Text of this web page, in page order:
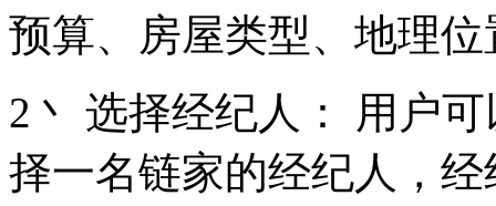
预算、房屋类型、地理
2丶 选择经纪人： 用户
择一名链家的经纪人，